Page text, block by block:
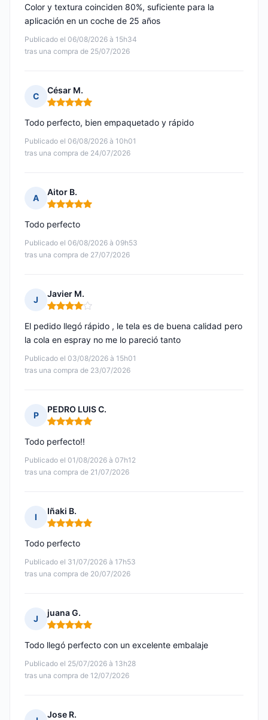
Publicado el 06/08/2026 à 15h34
tras una compra de 25/07/2026
Color y textura coinciden 80%, suficiente para la
aplicación en un coche de 25 años
C
César M.
Nota: 5 de 5
Publicado el 06/08/2026 à 10h01
tras una compra de 24/07/2026
Todo perfecto, bien empaquetado y rápido
A
Aitor B.
Nota: 5 de 5
Publicado el 06/08/2026 à 09h53
tras una compra de 27/07/2026
Todo perfecto
J
Javier M.
Nota: 4 de 5
Publicado el 03/08/2026 à 15h01
tras una compra de 23/07/2026
El pedido llegó rápido , le tela es de buena calidad pero
la cola en espray no me lo pareció tanto
P
PEDRO LUIS C.
Nota: 5 de 5
Publicado el 01/08/2026 à 07h12
tras una compra de 21/07/2026
Todo perfecto!!
I
Iñaki B.
Nota: 5 de 5
Publicado el 31/07/2026 à 17h53
tras una compra de 20/07/2026
Todo perfecto
J
juana G.
Nota: 5 de 5
Publicado el 25/07/2026 à 13h28
tras una compra de 12/07/2026
Todo llegó perfecto con un excelente embalaje
Jose R.